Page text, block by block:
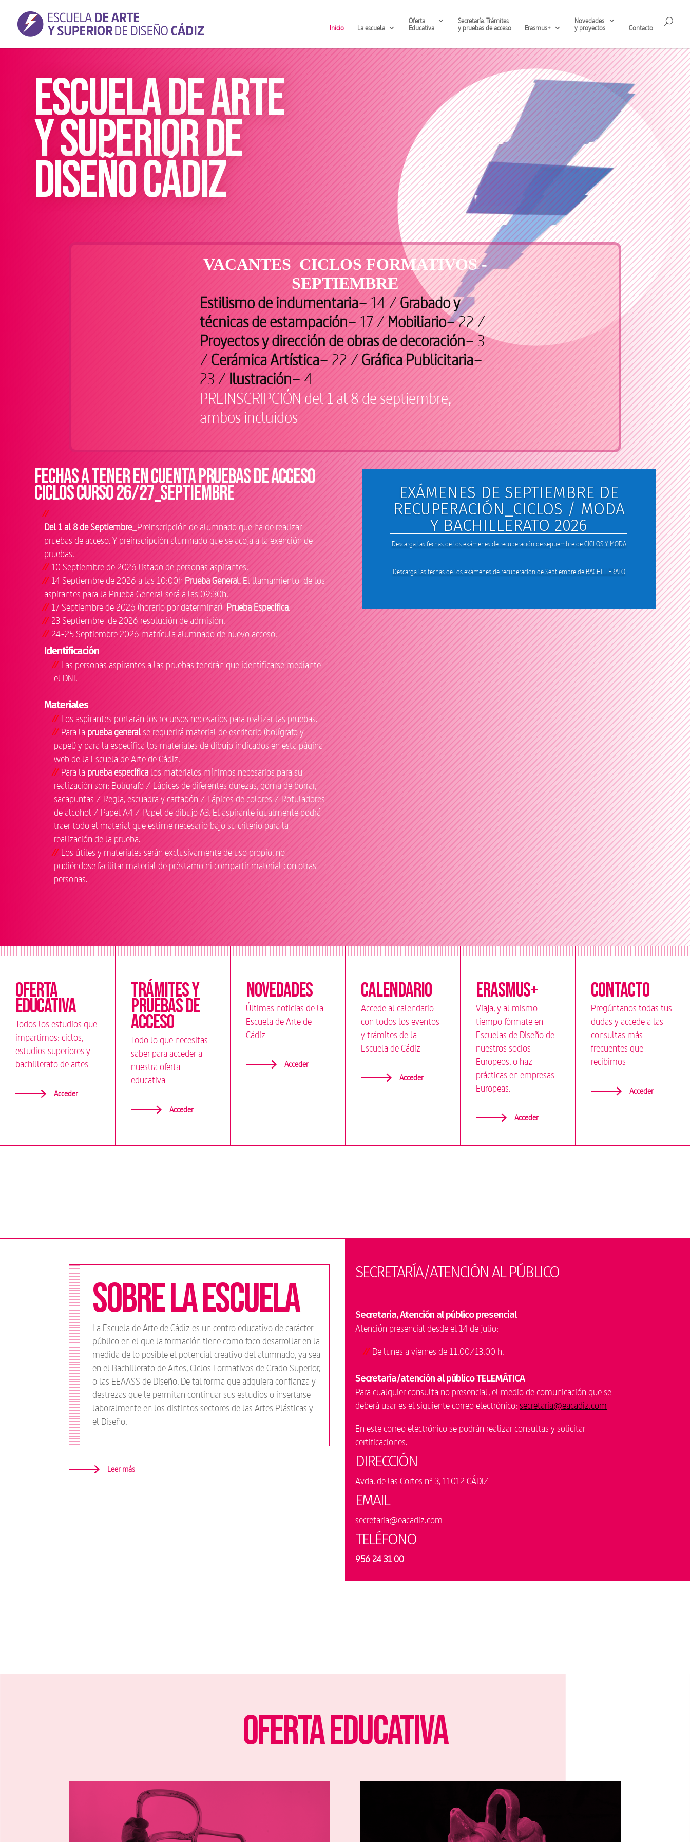
Inicio La escuela
Oferta
Educativa
Secretaría. Trámites
y pruebas de acceso
Erasmus+
Novedades
y proyectos
Contacto
Escuela de arte
y superior de
diseño Cádiz
VACANTES CICLOS FORMATIVOS -
SEPTIEMBRE
Estilismo de indumentaria– 14 /Grabado y
técnicas de estampación– 17 / Mobiliario– 22 /
Proyectos y dirección de obras de decoración– 3
/ Cerámica Artística– 22 / Gráfica Publicitaria–
23 / Ilustración– 4
PREINSCRIPCIÓN del 1 al 8 de septiembre,
ambos incluidos
Fechas a tener en cuenta pruebas de acceso
Ciclos curso 26/27_SEPTIEMBRE
Del 1 al 8 de Septiembre_ Preinscripción de alumnado que ha de realizar
pruebas de acceso. Y preinscripción alumnado que se acoja a la exención de
pruebas.
10 Septiembre de 2026 listado de personas aspirantes.
14 Septiembre de 2026 a las 10:00h Prueba General. El llamamiento de los
aspirantes para la Prueba General será a las 09:30h.
17 Septiembre de 2026 (horario por determinar) Prueba Específica.
23 Septiembre de 2026 resolución de admisión.
24-25 Septiembre 2026 matrícula alumnado de nuevo acceso.
Identificación
Las personas aspirantes a las pruebas tendrán que identificarse mediante
el DNI.
Materiales
Los aspirantes portarán los recursos necesarios para realizar las pruebas.
Para la prueba generalse requerirá material de escritorio (bolígrafo y
papel) y para la específica los materiales de dibujo indicados en esta página
web de la Escuela de Arte de Cádiz.
Para la prueba específica los materiales mínimos necesarios para su
realización son: Bolígrafo / Lápices de diferentes durezas, goma de borrar,
sacapuntas / Regla, escuadra y cartabón / Lápices de colores / Rotuladores
de alcohol / Papel A4 / Papel de dibujo A3. El aspirante igualmente podrá
traer todo el material que estime necesario bajo su criterio para la
realización de la prueba.
Los útiles y materiales serán exclusivamente de uso propio, no
pudiéndose facilitar material de préstamo ni compartir material con otras
personas.
EXÁMENES DE SEPTIEMBRE DE
RECUPERACIÓN_CICLOS / MODA
Y BACHILLERATO 2026
Descarga las fechas de los exámenes de recuperación de septiembre de CICLOS Y MODA
Descarga las fechas de los exámenes de recuperación de Septiembre de BACHILLERATO
Oferta
Educativa
Todos los estudios que
impartimos: ciclos,
estudios superiores y
bachillerato de artes
Acceder
Trámites y
pruebas de
acceso
Todo lo que necesitas
saber para acceder a
nuestra oferta
educativa
Acceder
Novedades
Últimas noticias de la
Escuela de Arte de
Cádiz
Acceder
Calendario
Accede al calendario
con todos los eventos
y trámites de la
Escuela de Cádiz
Acceder
Erasmus+
Viaja, y al mismo
tiempo fórmate en
Escuelas de Diseño de
nuestros socios
Europeos, o haz
prácticas en empresas
Europeas.
Acceder
Contacto
Pregúntanos todas tus
dudas y accede a las
consultas más
frecuentes que
recibimos
Acceder
Sobre la Escuela
La Escuela de Arte de Cádiz es un centro educativo de carácter
público en el que la formación tiene como foco desarrollar en la
medida de lo posible el potencial creativo del alumnado, ya sea
en el Bachillerato de Artes, Ciclos Formativos de Grado Superior,
o las EEAASS de Diseño. De tal forma que adquiera confianza y
destrezas que le permitan continuar sus estudios o insertarse
laboralmente en los distintos sectores de las Artes Plásticas y
el Diseño.
Leer más
SECRETARÍA/ATENCIÓN AL PÚBLICO
Secretaria, Atención al público presencial
Atención presencial desde el 14 de julio:
De lunes a viernes de 11.00/13.00 h.
Secretaría/atención al público TELEMÁTICA
Para cualquier consulta no presencial, el medio de comunicación que se
deberá usar es el siguiente correo electrónico: secretaria@eacadiz.com
En este correo electrónico se podrán realizar consultas y solicitar
certificaciones.
DIRECCIÓN
Avda. de las Cortes nº 3, 11012 CÁDIZ
EMAIL
secretaria@eacadiz.com
TELÉFONO
956 24 31 00
Oferta Educativa